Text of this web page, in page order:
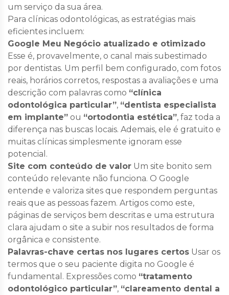
um serviço da sua área.
Para clínicas odontológicas, as estratégias mais
eficientes incluem:
Google Meu Negócio atualizado e otimizado
Esse é, provavelmente, o canal mais subestimado
por dentistas. Um perfil bem configurado, com fotos
reais, horários corretos, respostas a avaliações e uma
descrição com palavras como “clínica
odontológica particular”, “dentista especialista
em implante” ou “ortodontia estética”, faz toda a
diferença nas buscas locais. Ademais, ele é gratuito e
muitas clínicas simplesmente ignoram esse
potencial.
Site com conteúdo de valor Um site bonito sem
conteúdo relevante não funciona. O Google
entende e valoriza sites que respondem perguntas
reais que as pessoas fazem. Artigos como este,
páginas de serviços bem descritas e uma estrutura
clara ajudam o site a subir nos resultados de forma
orgânica e consistente.
Palavras-chave certas nos lugares certos Usar os
termos que o seu paciente digita no Google é
fundamental. Expressões como “tratamento
odontológico particular”, “clareamento dental a